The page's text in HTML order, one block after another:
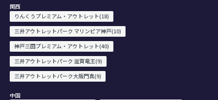
関西
りんくうプレミアム・アウトレット(18)
三井アウトレットパーク マリンピア神戸(10)
神戸三田プレミアム・アウトレット(40)
三井アウトレットパーク 滋賀竜王(9)
三井アウトレットパーク大阪門真(9)
中国